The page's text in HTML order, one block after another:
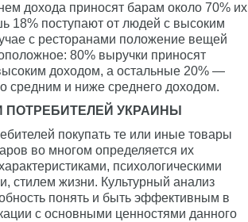
дохода приносят барам около 70% их
18% поступают от людей с высоким
с ресторанами положение вещей
80% выручки приносят
доходом, а остальные 20% —
средним и ниже среднего доходом.
ПОТРЕБИТЕЛЕЙ УКРАИНЫ
покупать те или иные товары
во многом определяется их
психологическими
стилем жизни. Культурный анализ
понять и быть эффективным в
с основными ценностями данного